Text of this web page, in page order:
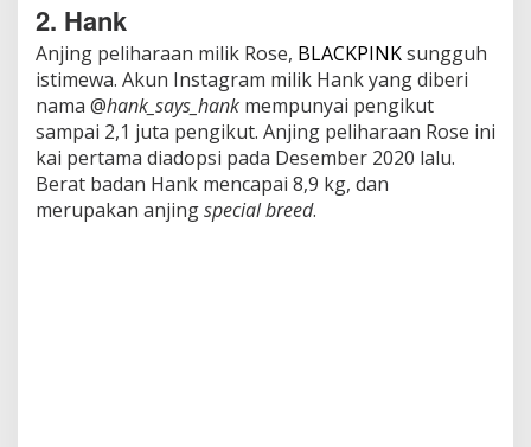
2. Hank
Anjing peliharaan milik Rose, BLACKPINKsungguh
istimewa. Akun Instagram milik Hank yang diberi
nama @hank_says_hank mempunyai pengikut
sampai 2,1 juta pengikut. Anjing peliharaan Rose ini
kai pertama diadopsi pada Desember 2020 lalu.
Berat badan Hank mencapai 8,9 kg, dan
merupakan anjingspecial breed.